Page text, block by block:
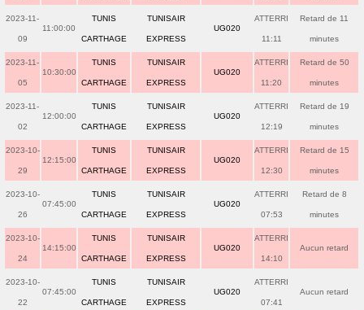
2023-11-
09
11:00:00
TUNIS
CARTHAGE
TUNISAIR
EXPRESS
UG020
ATTERRI
11:11
Retard de 11
minutes
2023-11-
05
10:30:00
TUNIS
CARTHAGE
TUNISAIR
EXPRESS
UG020
ATTERRI
11:20
Retard de 50
minutes
2023-11-
02
12:00:00
TUNIS
CARTHAGE
TUNISAIR
EXPRESS
UG020
ATTERRI
12:19
Retard de 19
minutes
2023-10-
29
12:15:00
TUNIS
CARTHAGE
TUNISAIR
EXPRESS
UG020
ATTERRI
12:30
Retard de 15
minutes
2023-10-
26
07:45:00
TUNIS
CARTHAGE
TUNISAIR
EXPRESS
UG020
ATTERRI
07:53
Retard de 8
minutes
2023-10-
24
14:15:00
TUNIS
CARTHAGE
TUNISAIR
EXPRESS
UG020
ATTERRI
14:10
Aucun retard
2023-10-
22
07:45:00
TUNIS
CARTHAGE
TUNISAIR
EXPRESS
UG020
ATTERRI
07:41
Aucun retard